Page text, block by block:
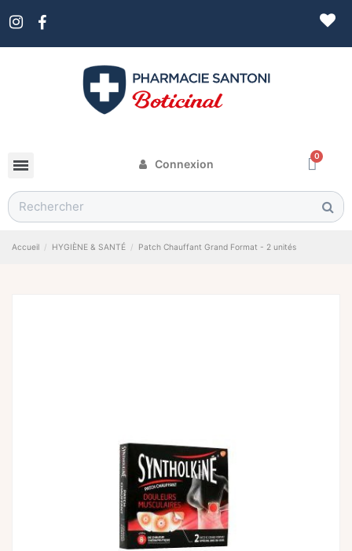
Connexion
Accueil HYGIÈNE & SANTÉ Patch Chauffant Grand Format - 2 unités